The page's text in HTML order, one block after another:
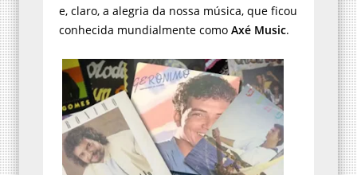
e, claro, a alegria da nossa música, que ficou
conhecida mundialmente como Axé Music.